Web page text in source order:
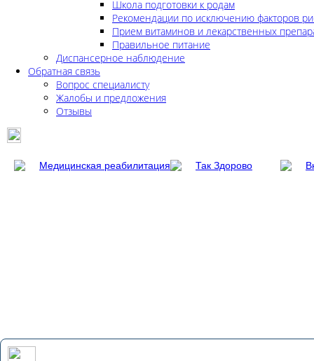
Школа подготовки к родам
Рекомендации по исключению факторов
Прием витаминов и лекарственных
Правильное питание
Диспансерное наблюдение
Обратная связь
Вопрос специалисту
Жалобы и предложения
Отзывы